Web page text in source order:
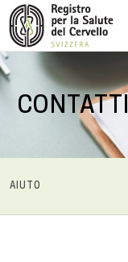
Salta
al
contenuto
CONTATTI
PRINCIPALE
AIUTO